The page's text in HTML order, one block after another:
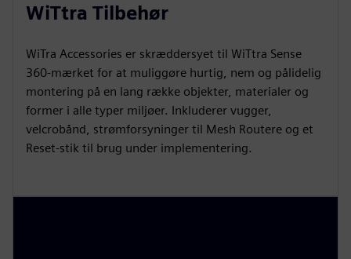
WiTtra Tilbehør
WiTra Accessories er skræddersyet til WiTtra Sense
360-mærket for at muliggøre hurtig, nem og pålidelig
montering på en lang række objekter, materialer og
former i alle typer miljøer. Inkluderer vugger,
velcrobånd, strømforsyninger til Mesh Routere og et
Reset-stik til brug under implementering.